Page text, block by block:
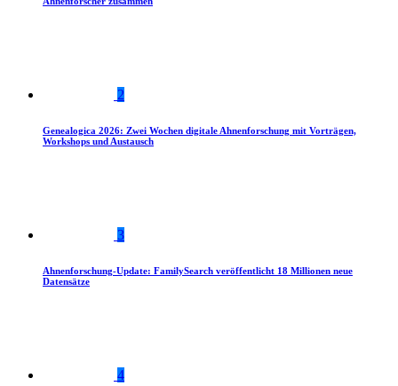
2
Genealogica 2026: Zwei Wochen digitale Ahnenforschung mit Vorträgen,
Workshops und Austausch
3
Ahnenforschung-Update: FamilySearch veröffentlicht 18 Millionen neue
Datensätze
4